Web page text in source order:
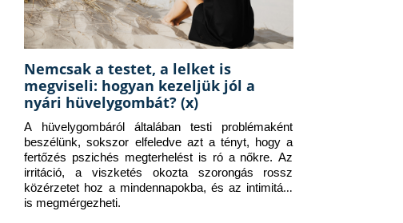
Nemcsak a testet, a lelket is
megviseli: hogyan kezeljük jól a
nyári hüvelygombát? (x)
A hüvelygombáról általában testi problémaként
beszélünk, sokszor elfeledve azt a tényt, hogy a
fertőzés pszichés megterhelést is ró a nőkre. Az
irritáció, a viszketés okozta szorongás rossz
közérzetet hoz a mindennapokba, és az intimitást
is megmérgezheti.